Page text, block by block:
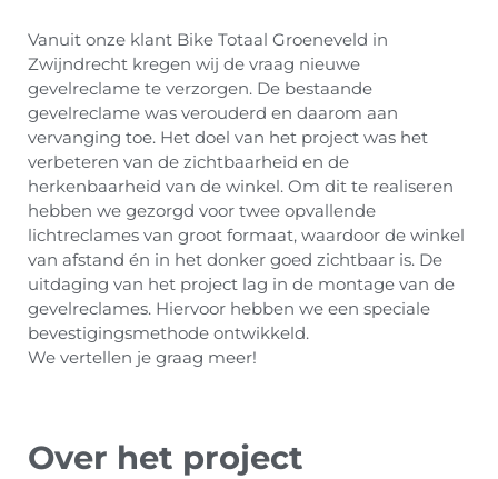
Vanuit onze klant Bike Totaal Groeneveld in
Zwijndrecht kregen wij de vraag nieuwe
gevelreclame te verzorgen. De bestaande
gevelreclame was verouderd en daarom aan
vervanging toe. Het doel van het project was het
verbeteren van de zichtbaarheid en de
herkenbaarheid van de winkel. Om dit te realiseren
hebben we gezorgd voor twee opvallende
lichtreclames van groot formaat, waardoor de winkel
van afstand én in het donker goed zichtbaar is. De
uitdaging van het project lag in de montage van de
gevelreclames. Hiervoor hebben we een speciale
bevestigingsmethode ontwikkeld.
We vertellen je graag meer!
Over het project